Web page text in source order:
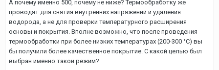
А почему именно 500, почему не ниже? Термообработку же
проводят для снятия внутренних напряжений и удаления
водорода, а не для проверки температурного расширения
основы и покрытия. Вполне возможно, что после проведения
термообработки при более низких температурах (200-300 °С) вы
бы получили более качественное покрытие. С какой целью был
выбран именно такой режим?